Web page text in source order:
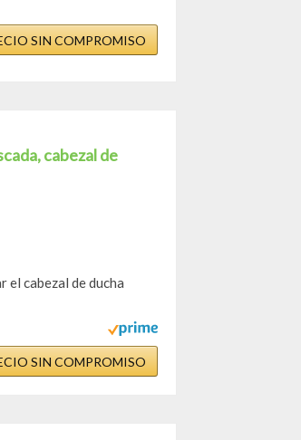
SIN COMPROMISO
cabezal de
cabezal de ducha
SIN COMPROMISO